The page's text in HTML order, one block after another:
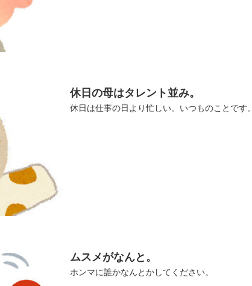
休日の母はタレント並み。
休日は仕事の日より忙しい。いつものことです。
ムスメがなんと。
ホンマに誰かなんとかしてください。